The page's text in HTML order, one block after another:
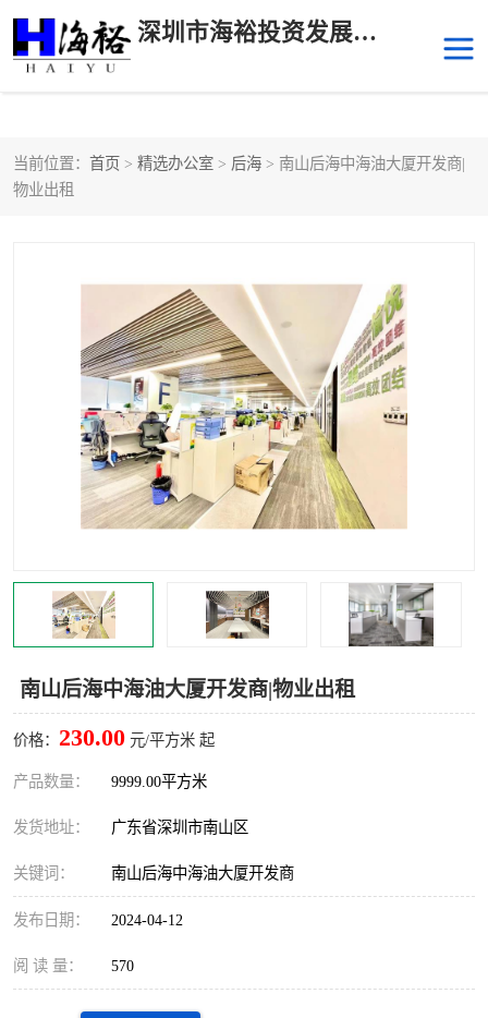
深圳市海裕投资发展有限公司
当前位置： 首页 > 精选办公室 > 后海 > 南山后海中海油大厦开发商|
物业出租
南山后海中海油大厦开发商|物业出租
价格： 230.00 元/平方米 起
产品数量： 9999.00平方米
发货地址： 广东省深圳市南山区
关键词： 南山后海中海油大厦开发商
发布日期： 2024-04-12
阅 读 量： 570
后海
深圳湾科技生态园
福田中心区写字楼租赁 宝安中心区
深圳宝安 福田车公庙
罗湖水贝 南山南油
罗湖区
兴东 石岩
车公庙
中心区
南山区 西丽
深圳超级总部基地 后海